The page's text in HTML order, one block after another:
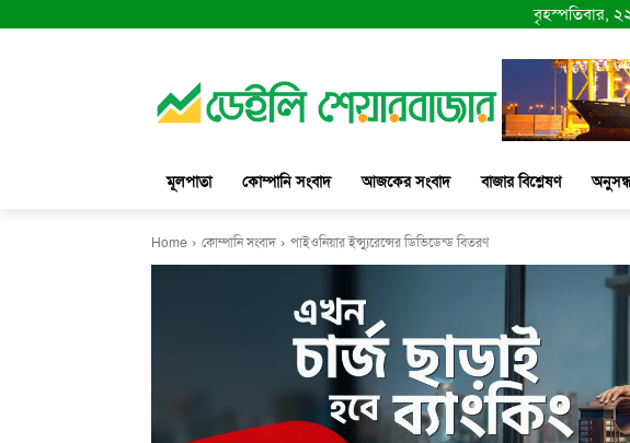
বৃহস্পতিবার,
মূলপাতা কোম্পানি সংবাদ আজকের সংবাদ বাজার বিশ্লেষণ
Home কোম্পানি সংবাদ পাইওনিয়ার ইন্স্যুরেন্সের ডিভিডেন্ড বিতরণ